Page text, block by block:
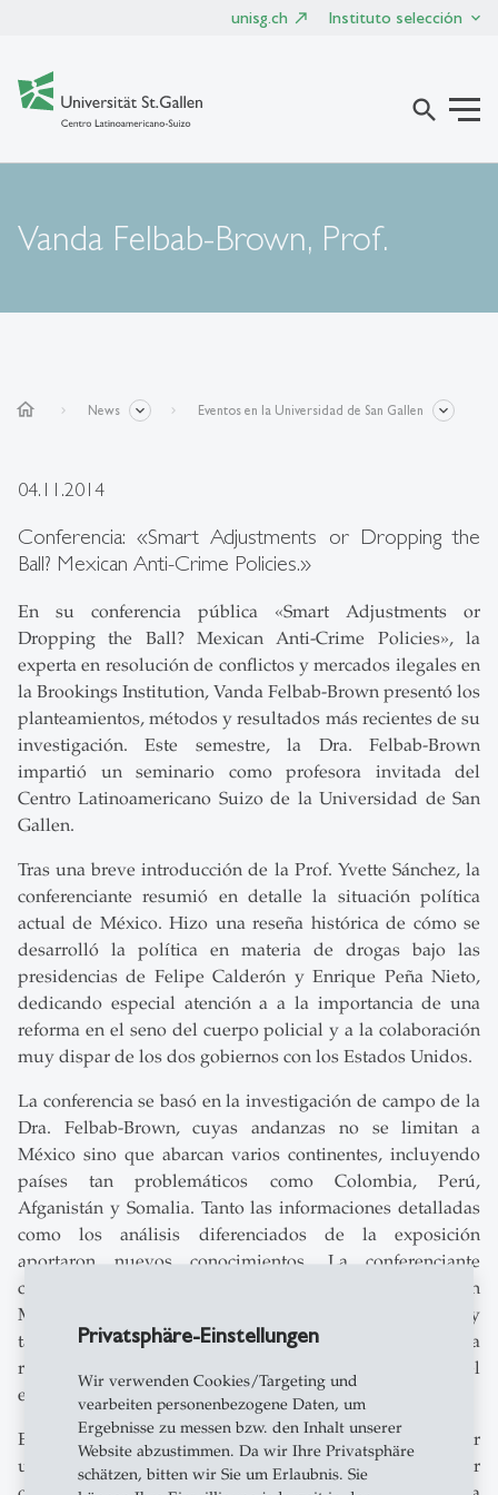
Privatsphäre-Einstellungen
Wir verwenden Cookies/Targeting und
vearbeiten personenbezogene Daten, um
Ergebnisse zu messen bzw. den Inhalt unserer
Website abzustimmen. Da wir Ihre Privatsphäre
schätzen, bitten wir Sie um Erlaubnis. Sie
unisg.ch Instituto selección
search
Vanda Felbab-Brown, Prof.
home News Eventos en la Universidad de San Gallen
04.11.2014
Conferencia: «Smart Adjustments or Dropping the
Ball? Mexican Anti-Crime Policies.»
En su conferencia pública «Smart Adjustments or
Dropping the Ball? Mexican Anti-Crime Policies», la
experta en resolución de conflictos y mercados ilegales en
la Brookings Institution, Vanda Felbab-Brown presentó los
planteamientos, métodos y resultados más recientes de su
investigación. Este semestre, la Dra. Felbab-Brown
impartió un seminario como profesora invitada del
Centro Latinoamericano Suizo de la Universidad de San
Gallen.
Tras una breve introducción de la Prof. Yvette Sánchez, la
conferenciante resumió en detalle la situación política
actual de México. Hizo una reseña histórica de cómo se
desarrolló la política en materia de drogas bajo las
presidencias de Felipe Calderón y Enrique Peña Nieto,
dedicando especial atención a a la importancia de una
reforma en el seno del cuerpo policial y a la colaboración
muy dispar de los dos gobiernos con los Estados Unidos.
La conferencia se basó en la investigación de campo de la
Dra. Felbab-Brown, cuyas andanzas no se limitan a
México sino que abarcan varios continentes, incluyendo
países tan problemáticos como Colombia, Perú,
Afganistán y Somalia. Tanto las informaciones detalladas
como los análisis diferenciados de la exposición
aportaron nuevos conocimientos. La conferenciante
comparó por ejemplo las reformas socioeconómicas en
México con las del gobierno de Santos en Colombia y
también mostró los factores críticos del éxito para una
reforma del cuerpo policial en México a partir del
ejemplo de Georgia.
El debate animado que siguió la conferencia mostró por
una parte el gran interés del público por el tema y por